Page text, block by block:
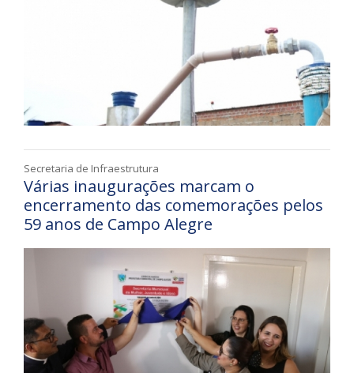
Secretaria de Infraestrutura
Várias inaugurações marcam o
encerramento das comemorações pelos
59 anos de Campo Alegre